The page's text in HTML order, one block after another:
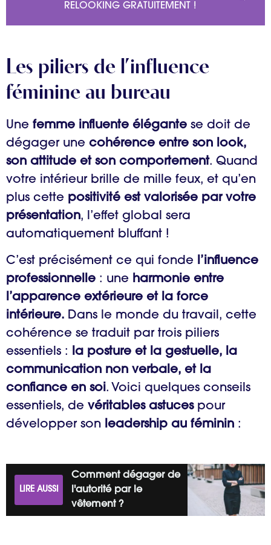
RELOOKING GRATUITEMENT !
Les piliers de l’influence
féminine au bureau
Une femme influente élégante se doit de
dégager une cohérence entre son look,
son attitude et son comportement. Quand
votre intérieur brille de mille feux, et qu’en
plus cette positivité est valorisée par votre
présentation, l’effet global sera
automatiquement bluffant !
C’est précisément ce qui fonde
l’influence
professionnelle : une harmonie entre
l’apparence extérieure et la force
intérieure. Dans le monde du travail, cette
cohérence se traduit par trois piliers
essentiels :
la posture et la gestuelle, la
communication non verbale, et la
confiance en soi. Voici quelques conseils
essentiels, de véritables astucespour
développer son leadership au féminin :
LIRE AUSSI
Comment dégager de
l'autorité par le
vêtement ?